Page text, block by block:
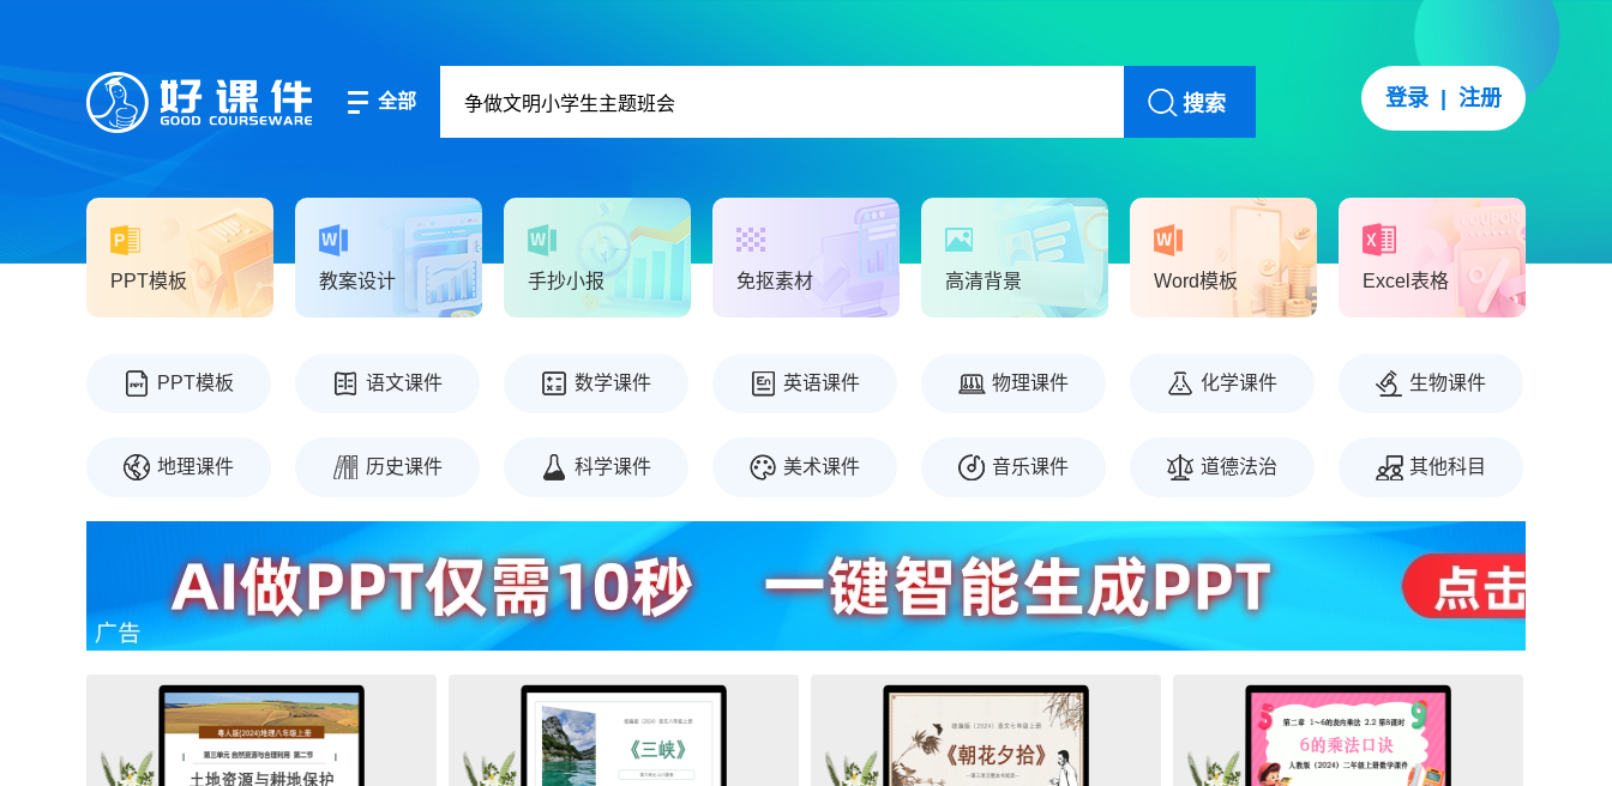
全部 搜索 登录 注册
PPT模板 教案设计 手抄小报 免抠素材 高清背景 Word模板 Excel表格
PPT模板 语文课件 数学课件 英语课件 物理课件 化学课件 生物课件
地理课件 历史课件 科学课件 美术课件 音乐课件 道德法治 其他科目